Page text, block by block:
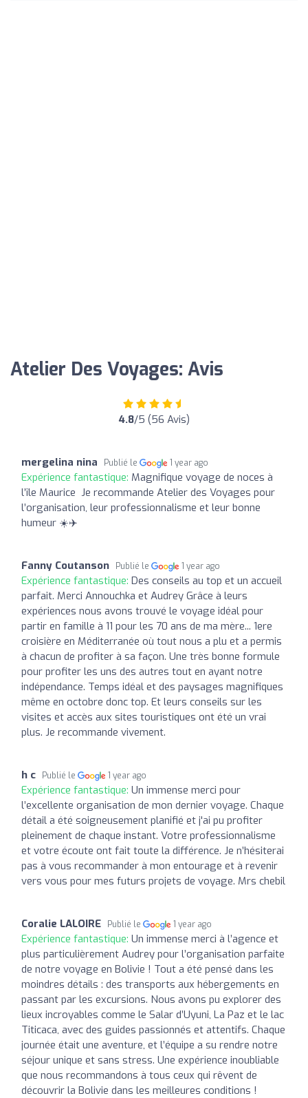
Atelier Des Voyages: Avis
4.8/5 (56 Avis)
mergelina nina Publié le 1 year ago
Expérience fantastique: Magnifique voyage de noces à
l’île Maurice ️ Je recommande Atelier des Voyages pour
l’organisation, leur professionnalisme et leur bonne
humeur ☀️✈️
Fanny Coutanson Publié le 1 year ago
Expérience fantastique: Des conseils au top et un accueil
parfait. Merci Annouchka et Audrey Grâce à leurs
expériences nous avons trouvé le voyage idéal pour
partir en famille à 11 pour les 70 ans de ma mère... 1ere
croisière en Méditerranée où tout nous a plu et a permis
à chacun de profiter à sa façon. Une très bonne formule
pour profiter les uns des autres tout en ayant notre
indépendance. Temps idéal et des paysages magnifiques
même en octobre donc top. Et leurs conseils sur les
visites et accès aux sites touristiques ont été un vrai
plus. Je recommande vivement.
h c Publié le 1 year ago
Expérience fantastique: Un immense merci pour
l’excellente organisation de mon dernier voyage. Chaque
détail a été soigneusement planifié et j'ai pu profiter
pleinement de chaque instant. Votre professionnalisme
et votre écoute ont fait toute la différence. Je n’hésiterai
pas à vous recommander à mon entourage et à revenir
vers vous pour mes futurs projets de voyage. Mrs chebil
Coralie LALOIRE Publié le 1 year ago
Expérience fantastique: Un immense merci à l’agence et
plus particulièrement Audrey pour l’organisation parfaite
de notre voyage en Bolivie ! Tout a été pensé dans les
moindres détails : des transports aux hébergements en
passant par les excursions. Nous avons pu explorer des
lieux incroyables comme le Salar d’Uyuni, La Paz et le lac
Titicaca, avec des guides passionnés et attentifs. Chaque
journée était une aventure, et l’équipe a su rendre notre
séjour unique et sans stress. Une expérience inoubliable
que nous recommandons à tous ceux qui rêvent de
découvrir la Bolivie dans les meilleures conditions !